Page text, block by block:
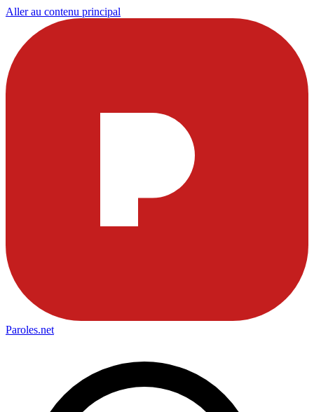
Aller au contenu principal
Paroles.net